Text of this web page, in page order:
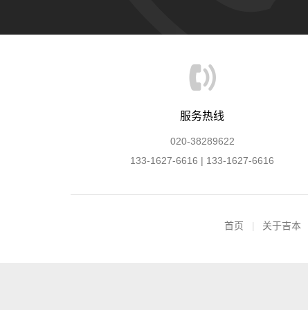
服务热线
020-38289622
133-1627-6616 | 133-1627-6616
首页 关于吉本